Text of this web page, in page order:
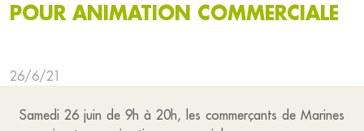
POUR ANIMATION COMMERCIALE
26/6/21
Samedi 26 juin de 9h à 20h, les commerçants de Marines